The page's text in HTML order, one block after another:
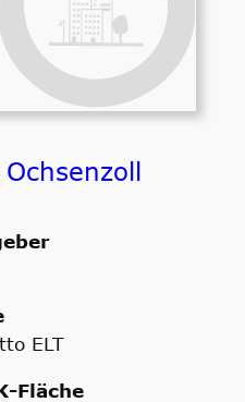
ELT
Fläche